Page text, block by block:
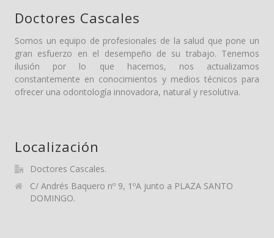
Doctores Cascales
Somos un equipo de profesionales de la salud que pone un
gran esfuerzo en el desempeño de su trabajo. Tenemos
ilusión por lo que hacemos, nos actualizamos
constantemente en conocimientos y medios técnicos para
ofrecer una odontología innovadora, natural y resolutiva.
Localización
Doctores Cascales.
C/ Andrés Baquero nº 9, 1ºA junto a PLAZA SANTO
DOMINGO.